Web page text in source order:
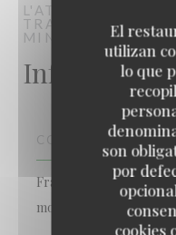
El
utilizan
lo que
son
por
cookies
L'ATELIER DES
TRAITEUR -
MINES
COCINA
Francesa Tradicional,
moderna